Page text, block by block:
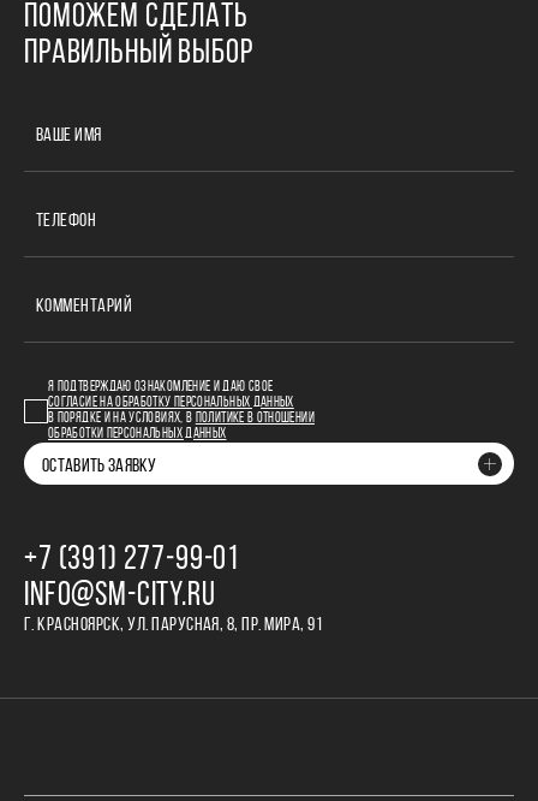
ПОМОЖЕМ СДЕЛАТЬ
ПРАВИЛЬНЫЙ ВЫБОР
ВАШЕ ИМЯ
ТЕЛЕФОН
КОММЕНТАРИЙ
Я ПОДТВЕРЖДАЮ ОЗНАКОМЛЕНИЕ И ДАЮ СВОЕ
СОГЛАСИЕ НА ОБРАБОТКУ ПЕРСОНАЛЬНЫХ ДАННЫХ
В ПОРЯДКЕ И НА УСЛОВИЯХ, В
ПОЛИТИКЕ В ОТНОШЕНИИ
ОБРАБОТКИ ПЕРСОНАЛЬНЫХ ДАННЫХ
ОСТАВИТЬ ЗАЯВКУ
+7 (391) 277‒99‒01
INFO@SM-CITY.RU
Г. КРАСНОЯРСК, УЛ. ПАРУСНАЯ, 8, ПР. МИРА, 91